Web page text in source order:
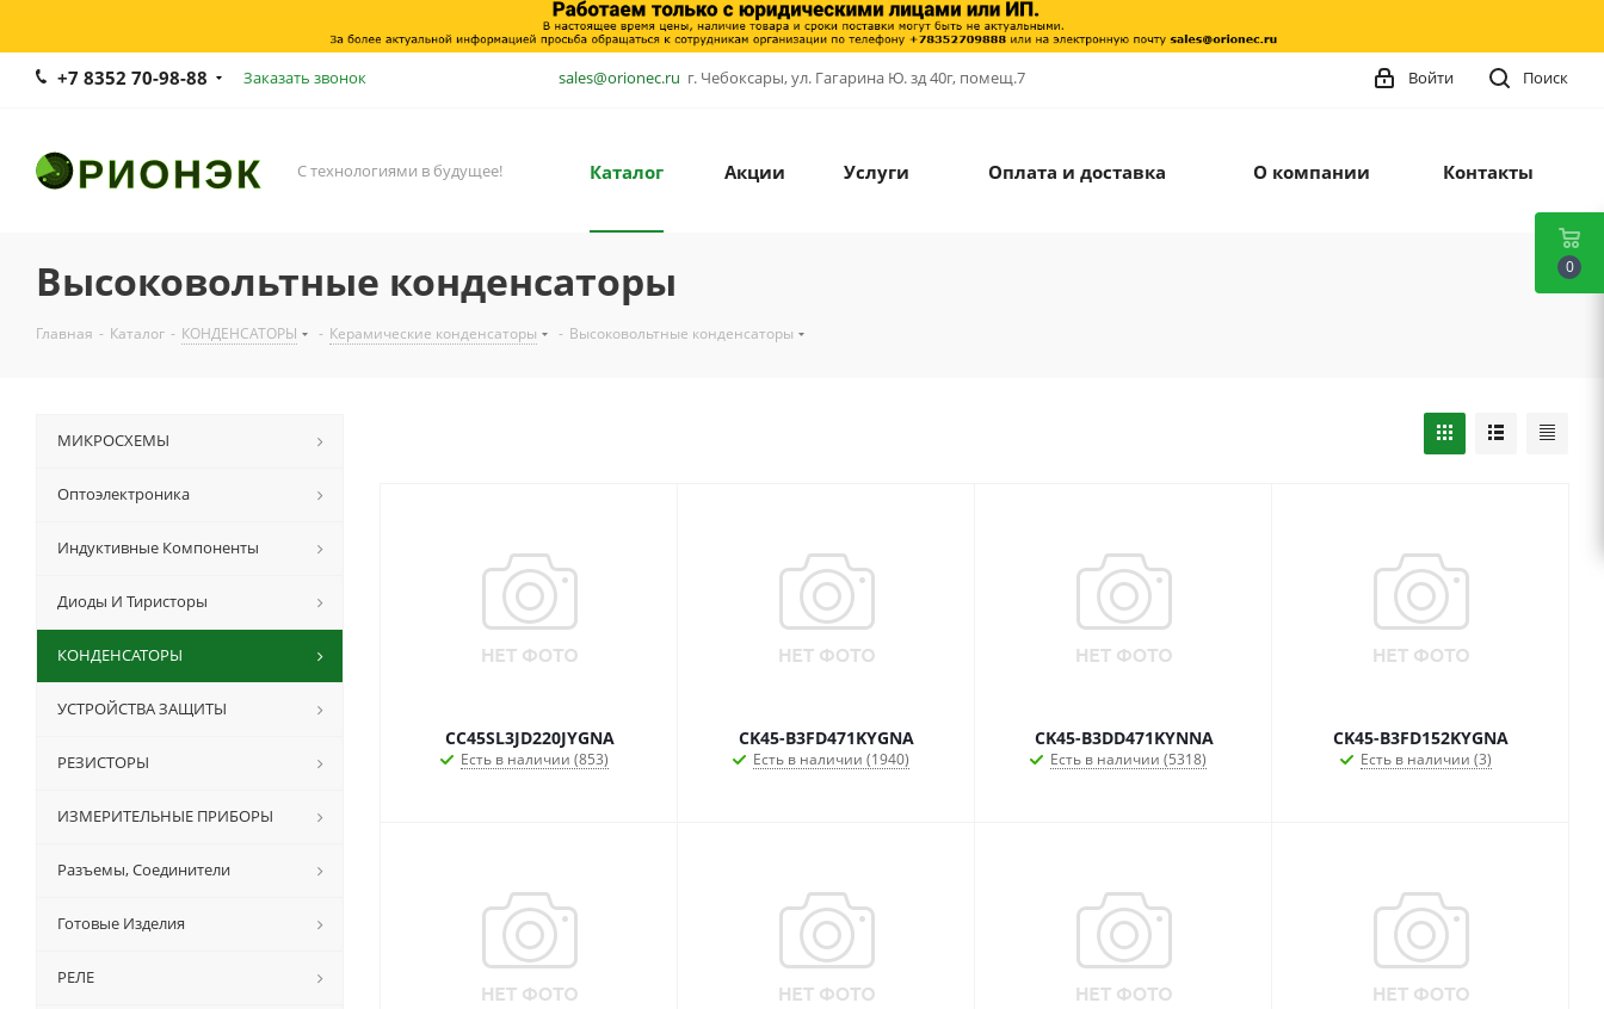
+7 8352 70-98-88 Заказать звонок sales@orionec.ru г. Чебоксары, ул. Гагарина Ю. зд 40г, помещ.7 Поиск
Войти
С технологиями в будущее! Каталог Акции Услуги Оплата и доставка О компании Контакты
Высоковольтные конденсаторы
Главная - Каталог - КОНДЕНСАТОРЫ - Керамические конденсаторы - Высоковольтные конденсаторы
CC45SL3JD220JYGNA
Есть в наличии (853)
CK45-B3FD471KYGNA
Есть в наличии (1940)
CK45-B3DD471KYNNA
Есть в наличии (5318)
CK45-B3FD152KYGNA
Есть в наличии (3)
МИКРОСХЕМЫ
Оптоэлектроника
Индуктивные Компоненты
Диоды И Тиристоры
КОНДЕНСАТОРЫ
УСТРОЙСТВА ЗАЩИТЫ
РЕЗИСТОРЫ
ИЗМЕРИТЕЛЬНЫЕ ПРИБОРЫ
Разъемы, Соединители
Готовые Изделия
РЕЛЕ
0